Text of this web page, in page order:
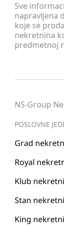
Sve
napravljena
koje se
nekretnina
predmetnoj
NS-Group
POSLOVNE
Grad
Royal
Klub
Stan
King